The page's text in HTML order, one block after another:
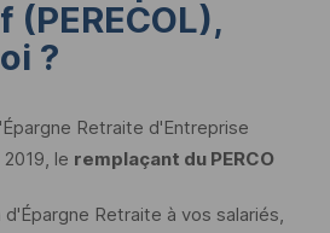
(PERECOL),
?
Retraite d'Entreprise
le remplaçant du PERCO
d'Épargne Retraite à vos salariés,